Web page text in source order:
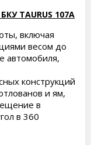
TAURUS 107A
включая
весом до
автомобиля,
конструкций
и ям,
в
в 360